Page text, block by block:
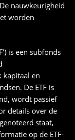
nauwkeurigheid
worden
is een subfonds
kapitaal en
De ETF is
wordt passief
details over de
staat,
op de ETF-